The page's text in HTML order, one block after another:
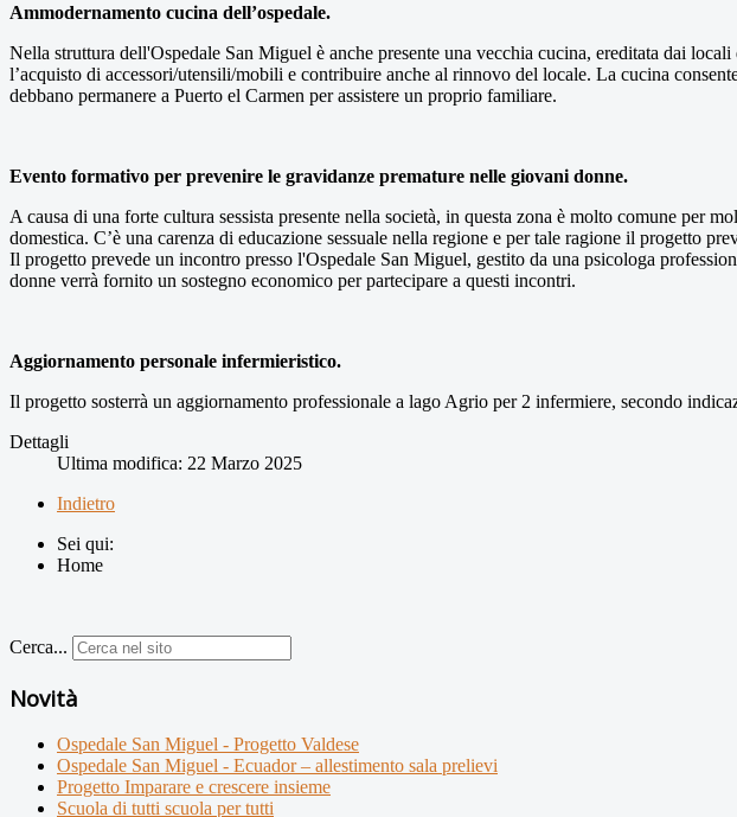
Ammodernamento cucina dell’ospedale.
Nella struttura dell'Ospedale San Miguel è anche presente una vecchia cucina, ereditata dai
l’acquisto di accessori/utensili/mobili e contribuire anche al rinnovo del locale. La cucina
debbano permanere a Puerto el Carmen per assistere un proprio familiare.
Evento formativo per prevenire le gravidanze premature nelle giovani donne.
A causa di una forte cultura sessista presente nella società, in questa zona è molto comune per
domestica. C’è una carenza di educazione sessuale nella regione e per tale ragione il progetto
Il progetto prevede un incontro presso l'Ospedale San Miguel, gestito da una psicologa
donne verrà fornito un sostegno economico per partecipare a questi incontri.
Aggiornamento personale infermieristico.
Il progetto sosterrà un aggiornamento professionale a lago Agrio per 2 infermiere, secondo
Dettagli
Ultima modifica: 22 Marzo 2025
Indietro
Sei qui:
Home
Cerca...
Novità
Ospedale San Miguel - Progetto Valdese
Ospedale San Miguel - Ecuador – allestimento sala prelievi
Progetto Imparare e crescere insieme
Scuola di tutti scuola per tutti